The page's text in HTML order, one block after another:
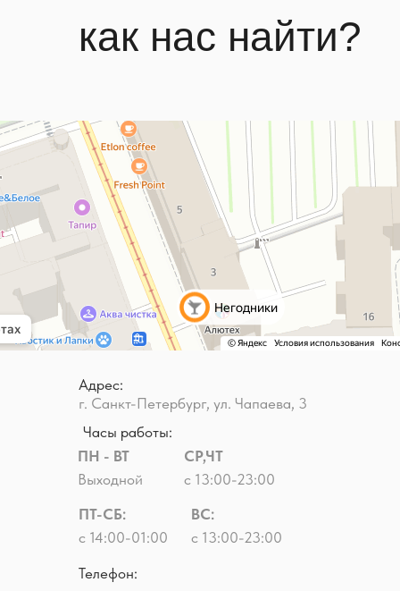
как нас найти?
Адрес:
г. Санкт-Петербург, ул. Чапаева, 3
Часы работы:
ПН - ВТ
Выходной
Телефон:
СР,ЧТ
с 13:00-23:00
ВС:
с 13:00-23:00
ПТ-СБ:
с 14:00-01:00